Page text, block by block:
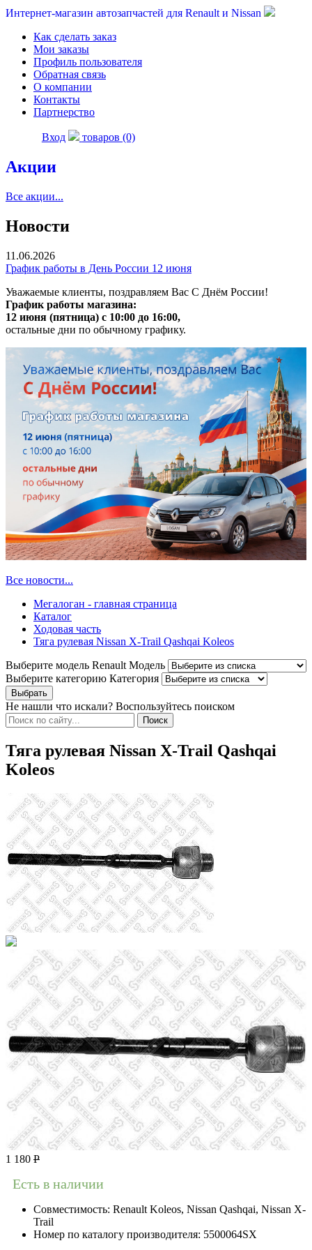
Интернет-магазин автозапчастей для Renault и Nissan
Как сделать заказ
Мои заказы
Профиль пользователя
Обратная связь
О компании
Контакты
Партнерство
Вход товаров (0)
Акции
Все акции...
Новости
11.06.2026
График работы в День России 12 июня
Уважаемые клиенты, поздравляем Вас С Днём России!
График работы магазина:
12 июня (пятница) с 10:00 до 16:00,
остальные дни по обычному графику.
Все новости...
Мегалоган - главная страница
Каталог
Ходовая часть
Тяга рулевая Nissan X-Trail Qashqai Koleos
Выберите модель Renault Модель
Выберите категорию Категория
Не нашли что искали? Воспользуйтесь поиском
Тяга рулевая Nissan X-Trail Qashqai
Koleos
1 180 Р
Есть в наличии
Совместимость: Renault Koleos, Nissan Qashqai, Nissan X-
Trail
Номер по каталогу производителя: 5500064SX